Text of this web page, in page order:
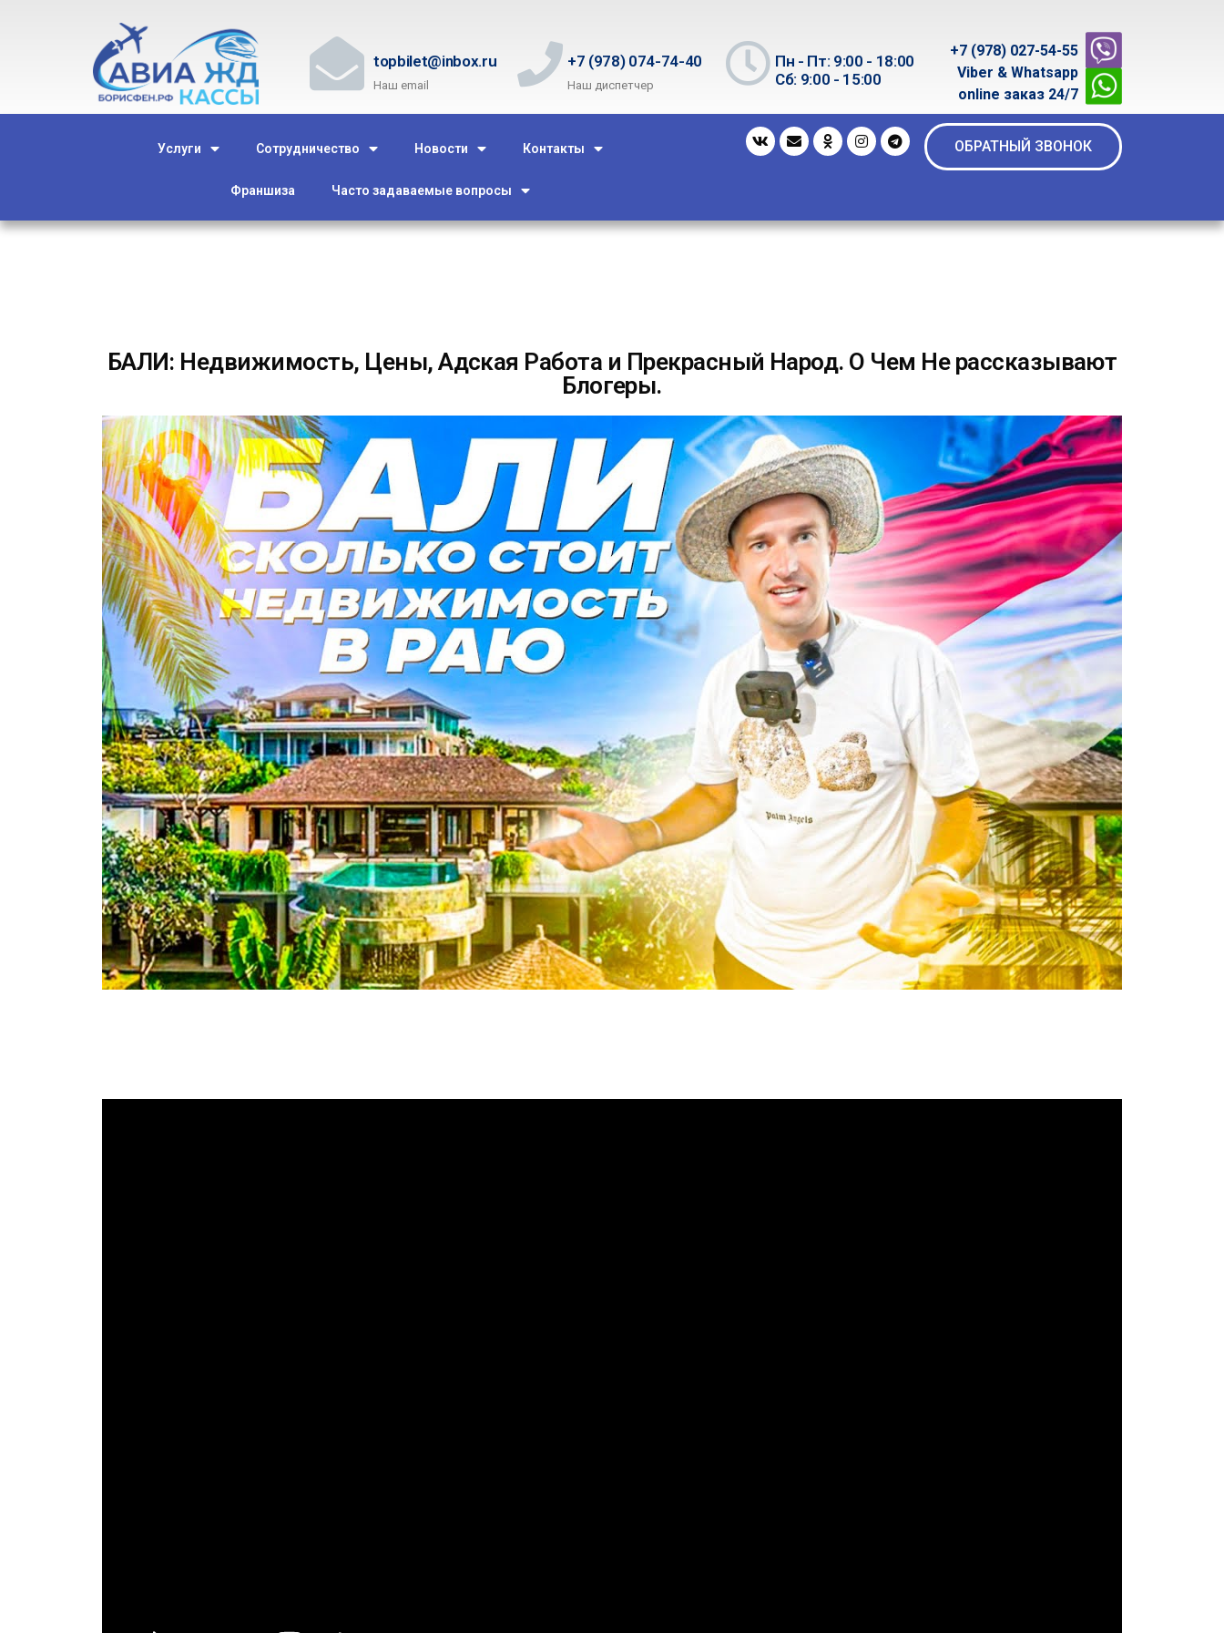
topbilet@inbox.ru
Наш email
+7 (978) 074-74-40
Наш диспетчер
Пн - Пт: 9:00 - 18:00
Сб: 9:00 - 15:00
+7 (978) 027-54-55
Viber & Whatsapp
online заказ 24/7
Услуги Сотрудничество Новости Контакты
Франшиза Часто задаваемые вопросы
ОБРАТНЫЙ ЗВОНОК
БАЛИ: Недвижимость, Цены, Адская Работа и Прекрасный Народ. О Чем Не рассказывают
Блогеры.
ОТПРАВИТЬ